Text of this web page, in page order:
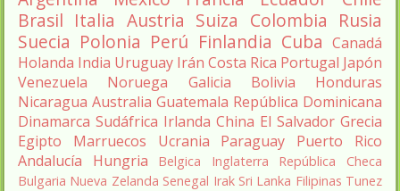
Brasil Italia Austria Suiza Colombia Rusia
Suecia Polonia Perú Finlandia Cuba Canadá
Holanda India Uruguay Irán Costa Rica Portugal Japón
Venezuela
Noruega Galicia Bolivia
Honduras
Nicaragua Australia Guatemala República Dominicana
Dinamarca Sudáfrica Irlanda China El Salvador Grecia
Egipto
Marruecos Ucrania Paraguay
Puerto Rico
Andalucía
Hungria Belgica Inglaterra
República Checa
Bulgaria Nueva Zelanda Senegal Irak Sri Lanka Filipinas Tunez